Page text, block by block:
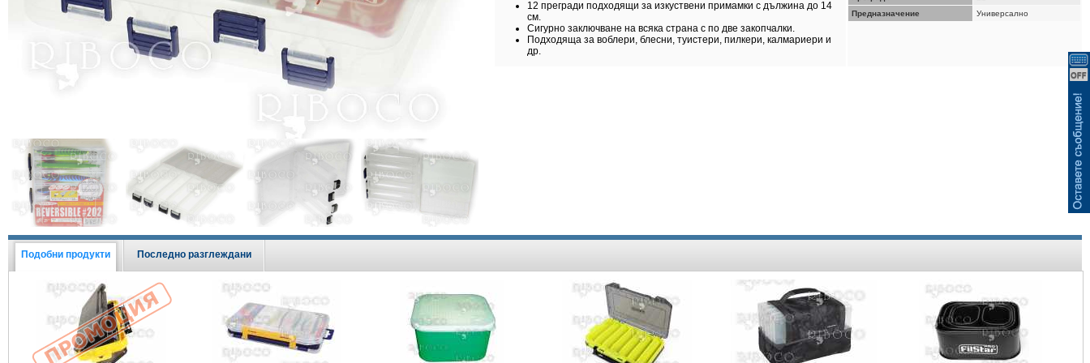
Виж всички Промоции
12 прегради подходящи за изкуствени примамки с дължина до 14
см.
Сигурно заключване на всяка страна с по две закопчалки.
Подходяща за воблери, блесни, туистери, пилкери, калмариери и
др.
Предназначение
Универсално
Подобни продукти Последно разглеждани